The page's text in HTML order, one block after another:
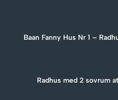
Baan Fanny Hus Nr 1 –
Radhus med 2 sovrum